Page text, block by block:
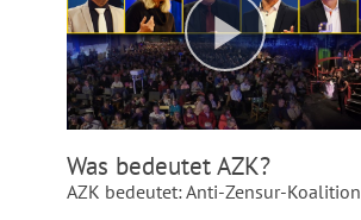
Was bedeutet AZK?
AZK bedeutet: Anti-Zensur-Koalition